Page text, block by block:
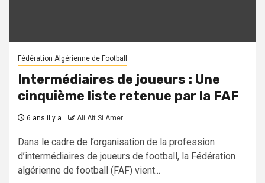
Fédération Algérienne de Football
Intermédiaires de joueurs : Une
cinquième liste retenue par la FAF
6 ans il y a Ali Ait Si Amer
Dans le cadre de l’organisation de la profession
d’intermédiaires de joueurs de football, la Fédération
algérienne de football (FAF) vient...